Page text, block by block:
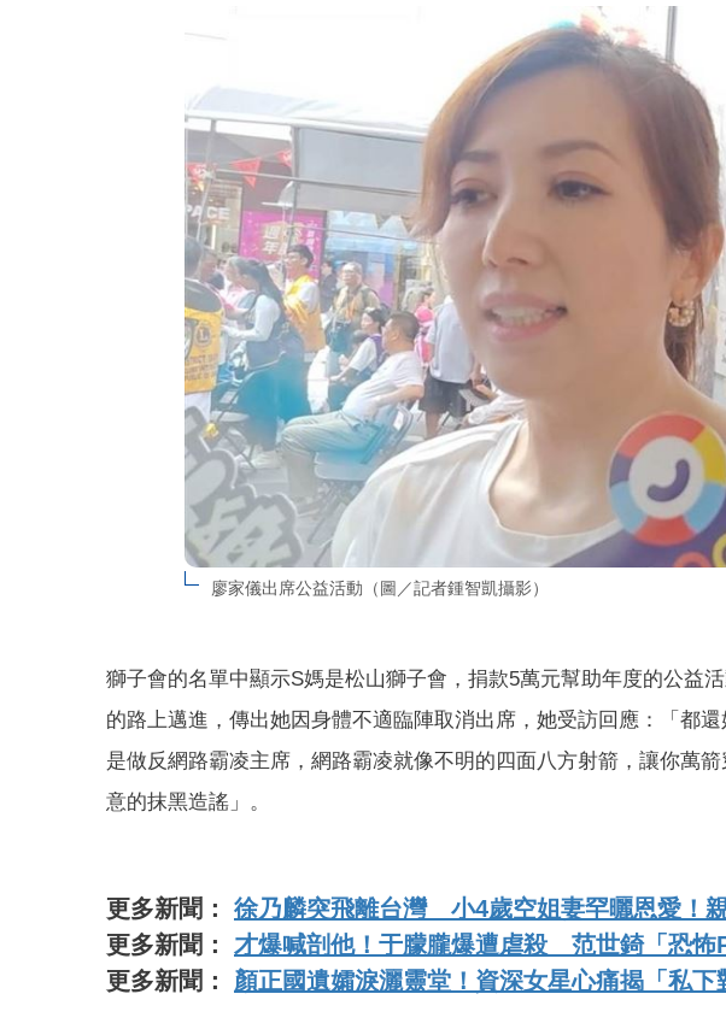
廖家儀出席公益活動（圖／記者鍾智凱攝影）
獅子會的名單中顯示S媽是松山獅子會，捐款5萬元幫助年度的公益
的路上邁進，傳出她因身體不適臨陣取消出席，她受訪回應：「都
是做反網路霸凌主席，網路霸凌就像不明的四面八方射箭，讓你萬
意的抹黑造謠」。
更多新聞： 徐乃麟突飛離台灣 小4歲空姐妻罕曬恩愛！
更多新聞： 才爆喊剖他！于朦朧爆遭虐殺 范世錡「恐怖
更多新聞： 顏正國遺孀淚灑靈堂！資深女星心痛揭「私